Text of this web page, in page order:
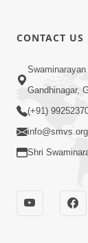
CONTACT US
Gandhinagar,
(+91)
info@smvs.org
Shri